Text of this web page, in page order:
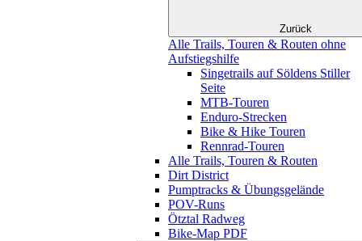
Zurück
Alle Trails, Touren & Routen ohne
Aufstiegshilfe
Singetrails auf Söldens Stiller
Seite
MTB-Touren
Enduro-Strecken
Bike & Hike Touren
Rennrad-Touren
Alle Trails, Touren & Routen
Dirt District
Pumptracks & Übungsgelände
POV-Runs
Ötztal Radweg
Bike-Map PDF